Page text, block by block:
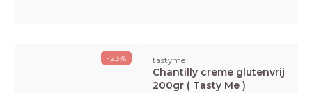
-23% tastyme
Chantilly creme glutenvrij
200gr ( Tasty Me )